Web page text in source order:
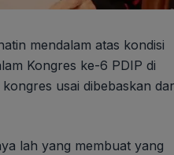
mendalam atas kondisi
Kongres ke-6 PDIP di
usai dibebaskan
lah yang membuat yang